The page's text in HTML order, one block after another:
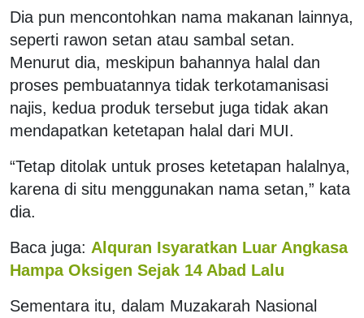
Dia pun mencontohkan nama makanan lainnya,
seperti rawon setan atau sambal setan.
Menurut dia, meskipun bahannya halal dan
proses pembuatannya tidak terkotamanisasi
najis, kedua produk tersebut juga tidak akan
mendapatkan ketetapan halal dari MUI.
“Tetap ditolak untuk proses ketetapan halalnya,
karena di situ menggunakan nama setan,” kata
dia.
Baca juga: Alquran Isyaratkan Luar Angkasa
Hampa Oksigen Sejak 14 Abad Lalu
Sementara itu, dalam Muzakarah Nasional